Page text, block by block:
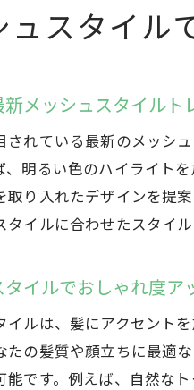
ュスタイル
メッシュスタイルト
されている最新のメッシ
、明るい色のハイライト
取り入れたデザインを提
タイルに合わせたスタイ
タイルでおしゃれ度ア
イルは、髪にアクセント
たの髪質や顔立ちに最適
能です。例えば、自然な